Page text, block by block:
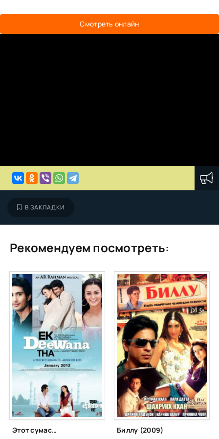
Смотреть онлайн
В ЗАКЛАДКИ
Рекомендуем посмотреть:
Этот сумасшедший парень (2012) Биллу (2009)